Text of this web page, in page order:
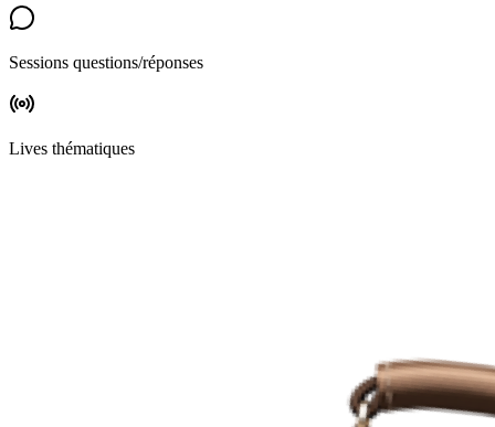
Sessions questions/réponses
Lives thématiques